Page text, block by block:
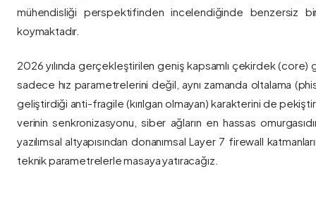
mühendisliği perspektifinden incelendiğinde benzersiz
koymaktadır.
2026 yılında gerçekleştirilen geniş kapsamlı çekirdek
sadece hız parametrelerini değil, aynı zamanda oltalama
geliştirdiği anti-fragile (kırılgan olmayan) karakterini de
verinin senkronizasyonu, siber ağların en hassas
yazılımsal altyapısından donanımsal Layer 7 firewall
teknik parametrelerle masaya yatıracağız.